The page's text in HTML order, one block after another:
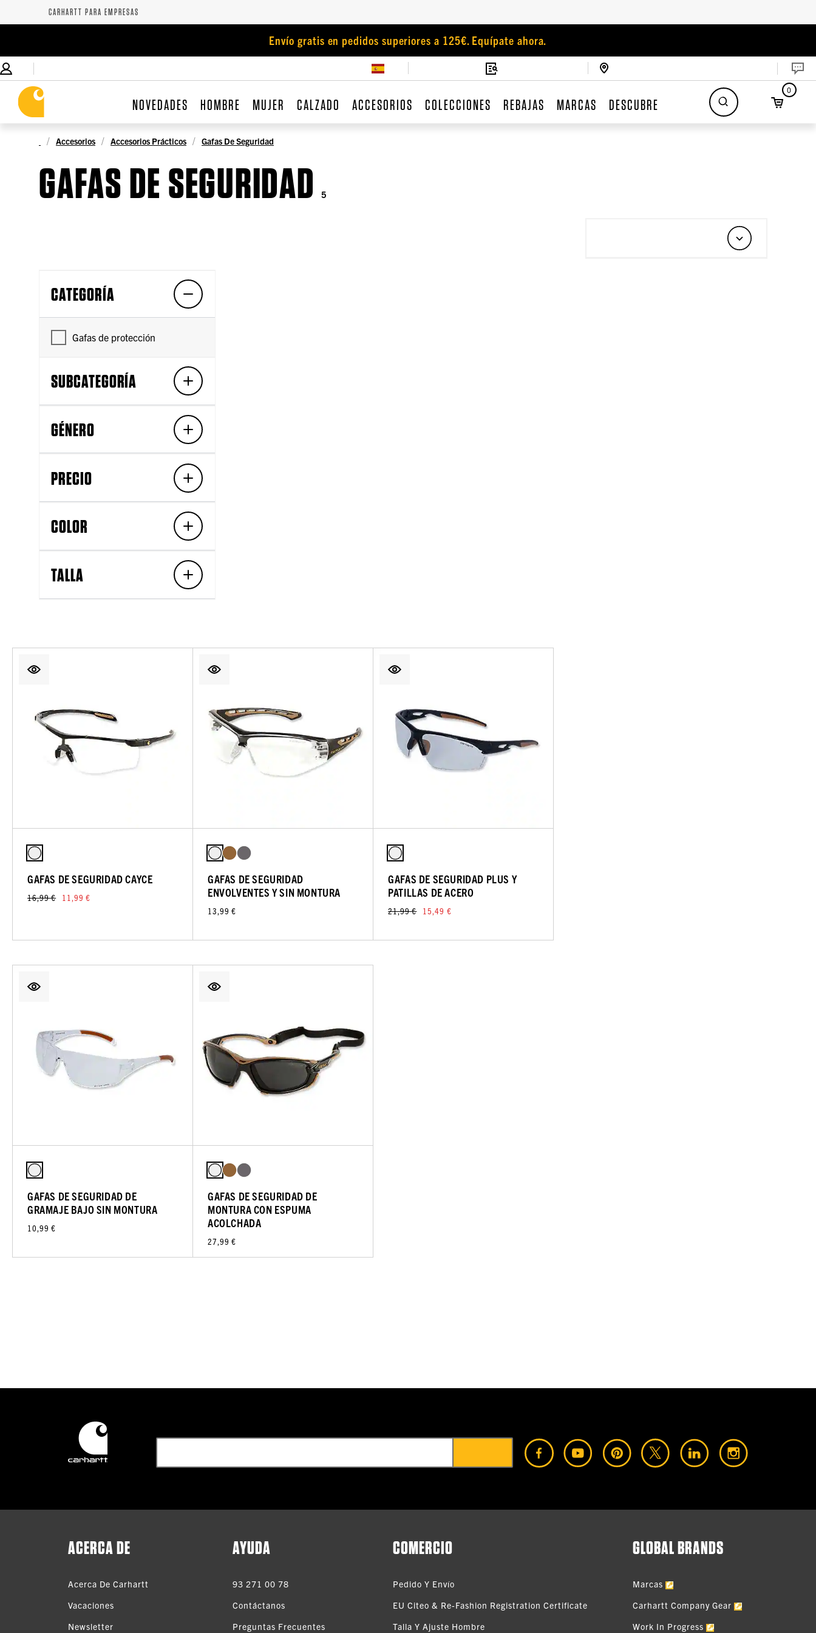
CARHARTT PARA EMPRESAS
Envío gratis en pedidos superiores a 125€. Equípate ahora.
NOVEDADES HOMBRE MUJER CALZADO ACCESORIOS COLECCIONES REBAJAS MARCAS DESCUBRE
0
Accesorios Accesorios Prácticos Gafas De Seguridad
GAFAS DE SEGURIDAD 5
CATEGORÍA
Gafas de protección
SUBCATEGORÍA
GÉNERO
PRECIO
COLOR
TALLA
GAFAS DE SEGURIDAD CAYCE
16,99 € 11,99 €
GAFAS DE SEGURIDAD
ENVOLVENTES Y SIN MONTURA
13,99 €
GAFAS DE SEGURIDAD PLUS Y
PATILLAS DE ACERO
21,99 € 15,49 €
GAFAS DE SEGURIDAD DE
GRAMAJE BAJO SIN MONTURA
10,99 €
GAFAS DE SEGURIDAD DE
MONTURA CON ESPUMA
ACOLCHADA
27,99 €
ACERCA DE
Acerca De Carhartt
Vacaciones
Newsletter
AYUDA
93 271 00 78
Contáctanos
Preguntas Frecuentes
COMERCIO
Pedido Y Envío
EU Citeo & Re-Fashion Registration Certificate
Talla Y Ajuste Hombre
GLOBAL BRANDS
Marcas
Carhartt Company Gear
Work In Progress